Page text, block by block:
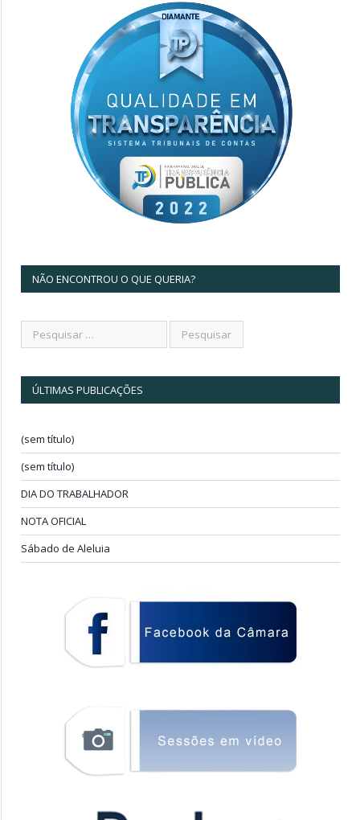
NÃO ENCONTROU O QUE QUERIA?
ÚLTIMAS PUBLICAÇÕES
(sem título)
(sem título)
DIA DO TRABALHADOR
NOTA OFICIAL
Sábado de Aleluia